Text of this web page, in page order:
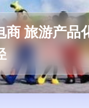
商 旅游产品